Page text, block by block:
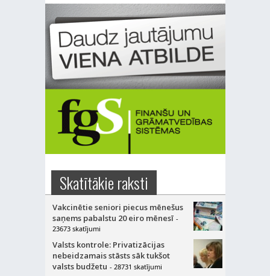
Skatītākie raksti
Vakcinētie seniori piecus mēnešus
saņems pabalstu 20 eiro mēnesī -
23673 skatījumi
Valsts kontrole: Privatizācijas
nebeidzamais stāsts sāk tukšot
valsts budžetu - 28731 skatījumi